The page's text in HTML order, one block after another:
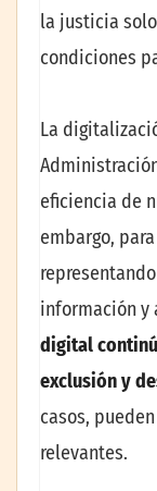
la justicia
condiciones
La
eficiencia de
embargo,
información y
digital
exclusión y
casos,
relevantes.